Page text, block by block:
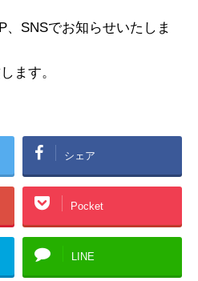
、SNSでお知らせいたしま
ます。
シェア
Pocket
LINE